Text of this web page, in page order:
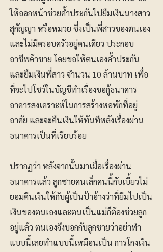
ให้ออกหน้าช่วยค้ำประกันไปยืมเงินนางสาว
สุกัญญา หรือหมวย ซึ่งเป็นพี่สาวของตนเอง
และไม่มีครอบครัวอยู่คนเดียว ประกอบ
อาชีพค้าขาย โดยขอให้ตนเองค้ำประกัน
และยืมเงินพี่สาว จำนวน 10 ล้านบาท เพื่อ
ที่จะไปโชว์ในบัญชีทำเรื่องขอกู้ธนาคาร
อาคารสงเคราะห์ในการสร้างหอพักที่อยู่
อาศัย และจะคืนเงินให้ทันทีหลังเรื่องผ่าน
ธนาคารเป็นที่เรียบร้อย
ปรากฏว่า หลังจากนั้นมาเมื่อเรื่องผ่าน
ธนาคารแล้ว ลูกชายคนเล็กคนนี้กับเบี้ยวไม่
ยอมคืนเงินให้กับผู้เป็นป้าอ้างว่าที่ยืมไปเป็น
เงินของตนเองและตนเป็นแม่ก็ต้องช่วยลูก
อยู่แล้ว ตนเองจึงบอกกับลูกชายว่าอย่าทำ
แบบนี้เลยทำแบบนี้เหมือนเป็น การโกงเงิน